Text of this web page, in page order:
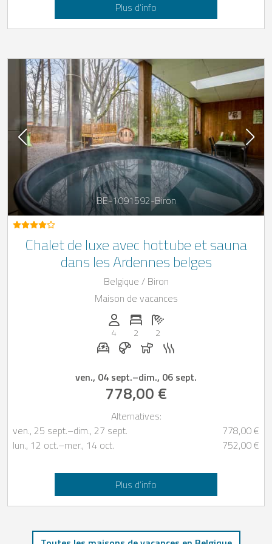
Plus d’info
BE-1091592-Biron
Chalet de luxe avec hottube et sauna
dans les Ardennes belges
Belgique / Biron
Maison de vacances
Personnes (max): 4
4
Nombre de chambres: 2
2
Nombre de salles de bain: 2
2
Station de recharge pour voiture
Petit-déjeuner réservable chez
Chiens autorisés
ven., 04 sept.–dim., 06 sept.
778,00 €
Alternatives:
ven., 25 sept.–dim., 27 sept.
778,00 €
lun., 12 oct.–mer., 14 oct. 752,00 €
Plus d’info